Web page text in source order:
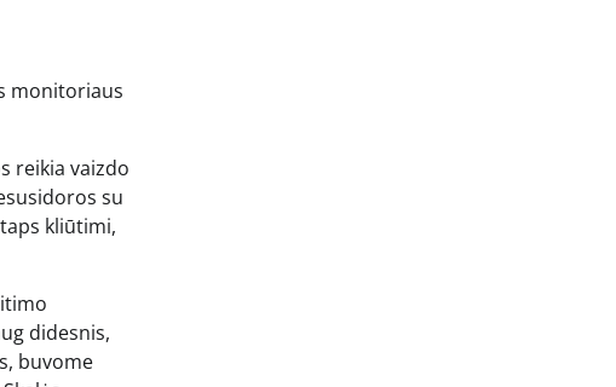
monitoriaus
reikia vaizdo
su
kliūtimi,
didesnis,
buvome